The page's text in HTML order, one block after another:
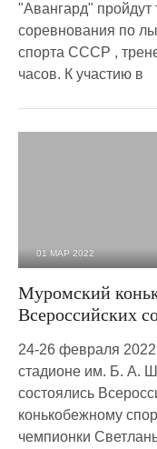
"Авангард"
соревнования по
спорта СССР ,
часов. К участию в
01 МАР 2022
Муромский
Всероссийских
24-26 февраля
стадионе им. Б. А.
состоялись
конькобежному
чемпионки